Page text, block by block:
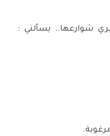
شوارعها.. يسألني :